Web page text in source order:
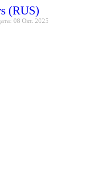
(RUS)
08 Окт. 2025